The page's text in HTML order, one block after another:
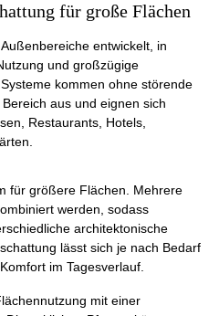
für große Flächen
entwickelt, in
und großzügige
kommen ohne störende
aus und eignen sich
Restaurants, Hotels,
für größere Flächen. Mehrere
werden, sodass
architektonische
lässt sich je nach Bedarf
im Tagesverlauf.
mit einer